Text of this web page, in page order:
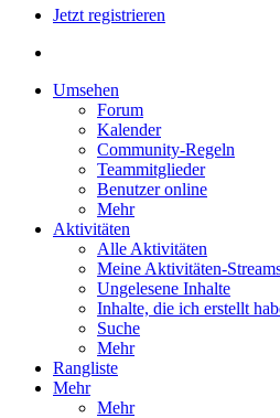
Jetzt registrieren
Umsehen
Forum
Kalender
Community-Regeln
Teammitglieder
Benutzer online
Mehr
Aktivitäten
Alle Aktivitäten
Meine Aktivitäten-
Ungelesene Inhalte
Inhalte, die ich erstellt
Suche
Mehr
Rangliste
Mehr
Mehr